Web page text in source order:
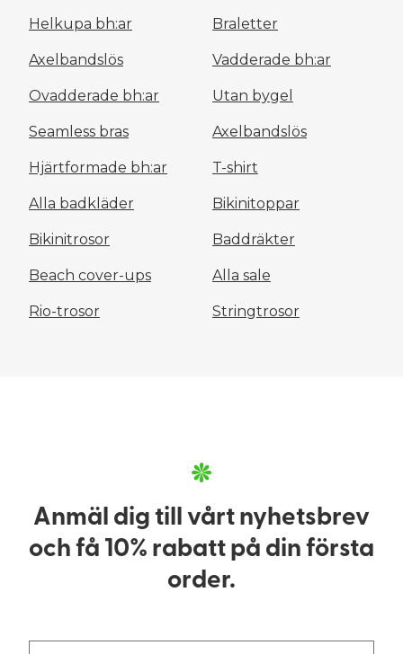
Helkupa bh:ar Braletter
Axelbandslös Vadderade bh:ar
Ovadderade bh:ar Utan bygel
Seamless bras Axelbandslös
Hjärtformade bh:ar T-shirt
Alla badkläder Bikinitoppar
Bikinitrosor Baddräkter
Beach cover-ups Alla sale
Rio-trosor Stringtrosor
Anmäl dig till vårt nyhetsbrev
och få 10% rabatt på din första
order.